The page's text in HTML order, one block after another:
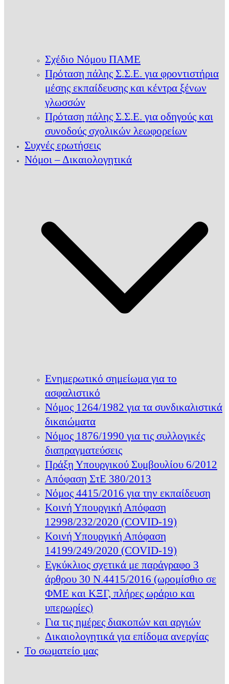
Σχέδιο Νόμου ΠΑΜΕ
Πρόταση πάλης Σ.Σ.Ε. για φροντιστήρια
μέσης εκπαίδευσης και κέντρα ξένων
γλωσσών
Πρόταση πάλης Σ.Σ.Ε. για οδηγούς και
συνοδούς σχολικών λεωφορείων
Συχνές ερωτήσεις
Νόμοι – Δικαιολογητικά
Ενημερωτικό σημείωμα για το
ασφαλιστικό
Νόμος 1264/1982 για τα συνδικαλιστικά
δικαιώματα
Νόμος 1876/1990 για τις συλλογικές
διαπραγματεύσεις
Πράξη Υπουργικού Συμβουλίου 6/2012
Απόφαση ΣτΕ 380/2013
Νόμος 4415/2016 για την εκπαίδευση
Κοινή Υπουργική Απόφαση
12998/232/2020 (COVID-19)
Κοινή Υπουργική Απόφαση
14199/249/2020 (COVID-19)
Εγκύκλιος σχετικά με παράγραφο 3
άρθρου 30 Ν.4415/2016 (ωρομίσθιο σε
ΦΜΕ και ΚΞΓ, πλήρες ωράριο και
υπερωρίες)
Για τις ημέρες διακοπών και αργιών
Δικαιολογητικά για επίδομα ανεργίας
Το σωματείο μας